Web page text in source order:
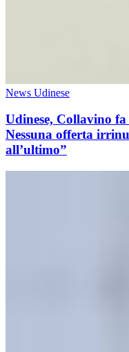
News Udinese
Udinese, Collavino
Nessuna offerta
all’ultimo”